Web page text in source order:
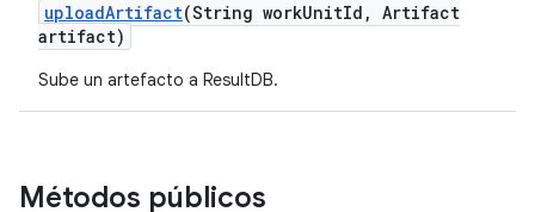
uploadArtifact(String workUnitId , Artifact
artifact)
Sube un artefacto a ResultDB.
Métodos públicos